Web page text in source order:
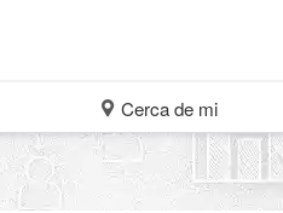
Cerca de mi